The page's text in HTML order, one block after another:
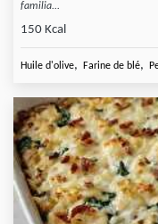
familia...
150 Kcal
Huile d'olive, Farine de blé,